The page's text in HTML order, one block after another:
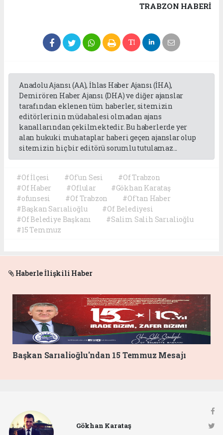
TRABZON HABERİ
Anadolu Ajansı (AA), İhlas Haber Ajansı (İHA),
Demirören Haber Ajansı (DHA) ve diğer ajanslar
tarafından eklenen tüm haberler, sitemizin
editörlerinin müdahalesi olmadan ajans
kanallarından çekilmektedir. Bu haberlerde yer
alan hukuki muhataplar haberi geçen ajanslar olup
sitemizin hiç bir editörü sorumlu tutulamaz...
#Of İlçesi #Of'un Sesi
#Of Trabzon
#Of Haber
#Oflular
#Gökhan Karataş
#ofunsesi
#Of Trabzon
#Of'tan Haber
#Başkan Sarıalioğlu
#Of Belediyesi
#Of Belediye Başkanı
#Salim Salih Sarıalioğlu
#15 Temmuz
Haberle İlişkili Haber
Başkan Sarıalioğlu'ndan 15 Temmuz Mesajı
Gökhan Karataş